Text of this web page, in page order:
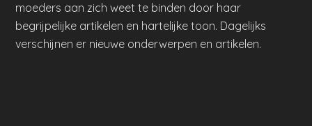
moeders aan zich weet te binden door haar
begrijpelijke artikelen en hartelijke toon. Dagelijks
verschijnen er nieuwe onderwerpen en artikelen.